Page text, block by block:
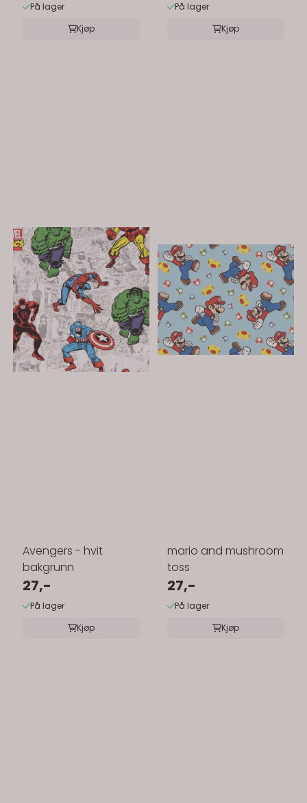
På lager
Kjøp
På lager
Kjøp
Avengers - hvit
bakgrunn
27,-
På lager
Kjøp
mario and mushroom
toss
27,-
På lager
Kjøp